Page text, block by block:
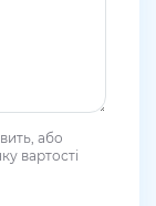
або
вартості